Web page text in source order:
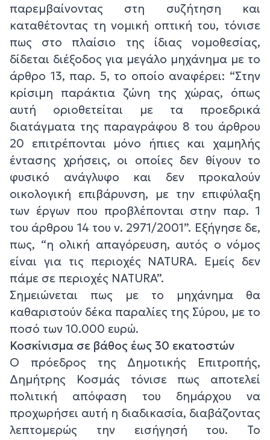
παρεμβαίνοντας στη συζήτηση και
καταθέτοντας τη νομική οπτική του, τόνισε
πως στο πλαίσιο της ίδιας νομοθεσίας,
δίδεται διέξοδος για μεγάλο μηχάνημα με το
άρθρο 13, παρ. 5, το οποίο αναφέρει: “Στην
κρίσιμη παράκτια ζώνη της χώρας, όπως
αυτή οριοθετείται με τα προεδρικά
διατάγματα της παραγράφου 8 του άρθρου
20 επιτρέπονται μόνο ήπιες και χαμηλής
έντασης χρήσεις, οι οποίες δεν θίγουν το
φυσικό ανάγλυφο και δεν προκαλούν
οικολογική επιβάρυνση, με την επιφύλαξη
των έργων που προβλέπονται στην παρ. 1
του άρθρου 14 του ν. 2971/2001”. Εξήγησε δε,
πως, “η ολική απαγόρευση, αυτός ο νόμος
είναι για τις περιοχές NATURA. Εμείς δεν
πάμε σε περιοχές NATURA”.
Σημειώνεται πως με το μηχάνημα θα
καθαριστούν δέκα παραλίες της Σύρου, με το
ποσό των 10.000 ευρώ.
Κοσκίνισμα σε βάθος έως 30 εκατοστών
Ο πρόεδρος της Δημοτικής Επιτροπής,
Δημήτρης Κοσμάς τόνισε πως αποτελεί
πολιτική απόφαση του δημάρχου να
προχωρήσει αυτή η διαδικασία, διαβάζοντας
λεπτομερώς την εισήγησή του. Το